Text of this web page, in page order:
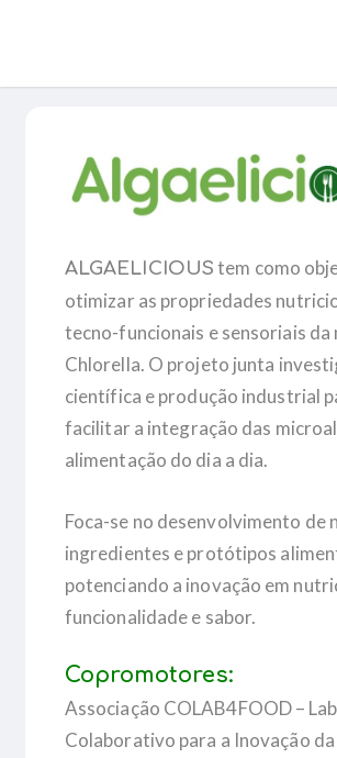
ALGAELICIOUS tem como
otimizar as propriedades
tecno-funcionais e sensoriais da
Chlorella. O projeto junta
científica e produção industrial
facilitar a integração das
alimentação do dia a dia.
Foca-se no desenvolvimento de
ingredientes e protótipos
potenciando a inovação em
funcionalidade e sabor.
Copromotores:
Associação COLAB4FOOD –
Colaborativo para a Inovação